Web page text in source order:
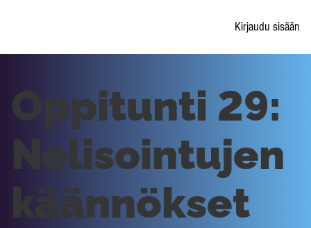
Kirjaudu sisään
Oppitunti 29:
Nelisointujen
käännökset